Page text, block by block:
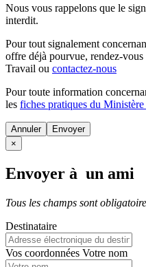
Nous vous rappelons que le
interdit.
Pour tout signalement
offre déjà pourvue, rendez-
Travail ou contactez-nous
Pour toute information
les fiches pratiques du
Annuler
×
Envoyer à un ami
Tous les champs sont
Destinataire
Vos coordonnées Votre nom